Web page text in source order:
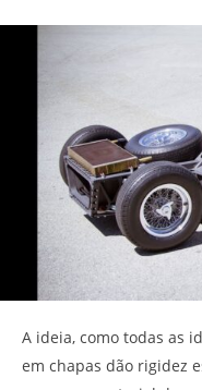
A ideia, como todas as
em chapas dão rigidez